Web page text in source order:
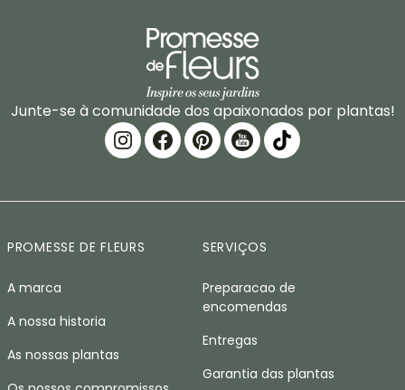
Junte-se à comunidade dos apaixonados por plantas!
PROMESSE DE FLEURS
A marca
A nossa historia
As nossas plantas
SERVIÇOS
Preparacao de
encomendas
Entregas
Garantia das plantas